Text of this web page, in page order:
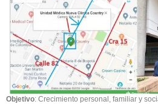
Objetivo: Crecimiento personal, familiar y